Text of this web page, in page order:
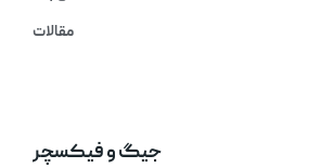
مقالات
جیگ و فیکسچر